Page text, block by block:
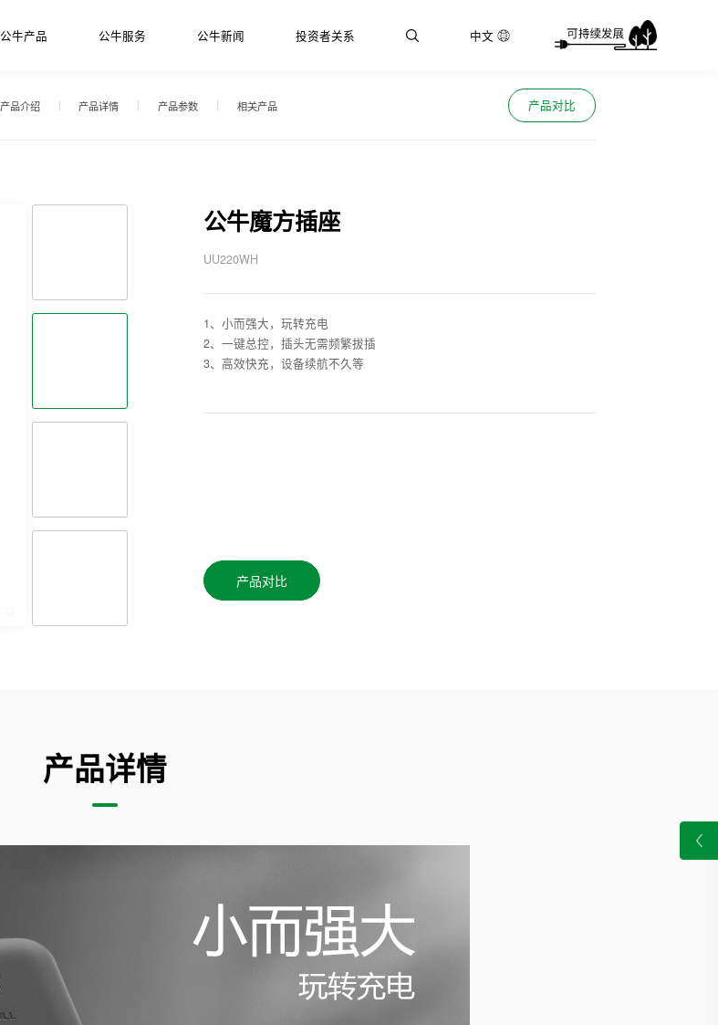
公牛产品 公牛服务 公牛新闻 投资者关系 中文
产品介绍 产品详情 产品参数 相关产品 产品对比
公牛魔方插座
UU220WH
1、小而强大，玩转充电
2、一键总控，插头无需频繁拔插
3、高效快充，设备续航不久等
产品对比
产品详情